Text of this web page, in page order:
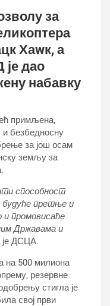
за
Хаwк, а
је дао
набавку
примљена,
и безбедносну
за још осам
земљу за
способност
претње и
и промовисаће
Државама и
је ДСЦА.
на 500 милиона
резервне
стигла је
свој први